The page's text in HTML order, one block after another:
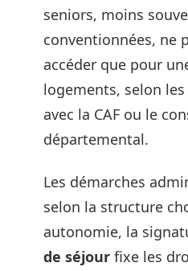
seniors, moins
conventionnées, ne
accéder que pour
logements, selon
avec la CAF ou le
départemental.
Les démarches
selon la structure
autonomie, la
de séjour fixe les